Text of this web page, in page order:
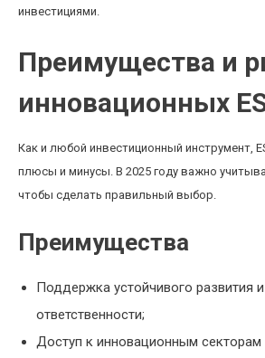
инвестициями.
Преимущества и
инновационных
Как и любой инвестиционный инструмент,
плюсы и минусы. В 2025 году важно
чтобы сделать правильный выбор.
Преимущества
Поддержка устойчивого развития
ответственности;
Доступ к инновационным секторам